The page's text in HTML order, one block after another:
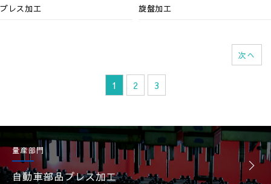
プレス加工
旋盤加工
1 2 3
次へ
量産部門
自動車部品プレス加工